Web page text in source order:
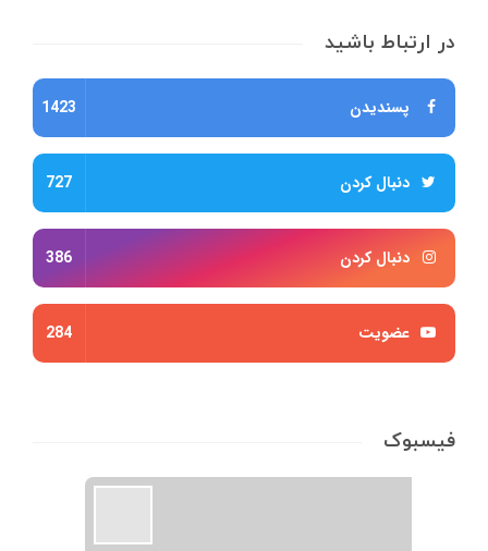
در ارتباط باشید
پسندیدن 1423
دنبال کردن 727
دنبال کردن 386
عضویت 284
فیسبوک